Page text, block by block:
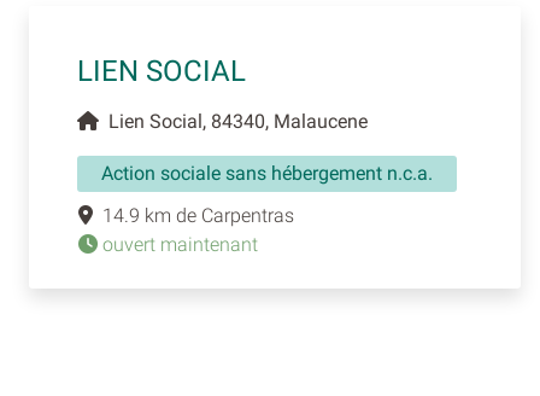
LIEN SOCIAL
Lien Social, 84340, Malaucene
Action sociale sans hébergement n.c.a.
14.9 km de Carpentras
ouvert maintenant